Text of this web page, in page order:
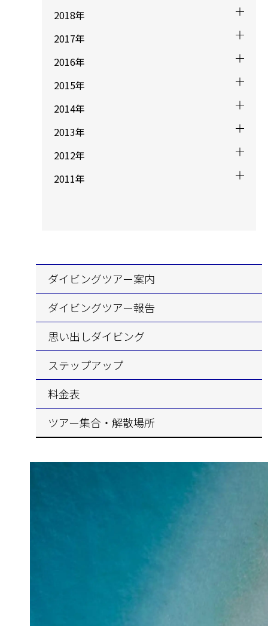
2018年
2017年
2016年
2015年
2014年
2013年
2012年
2011年
ダイビングツアー案内
ダイビングツアー報告
思い出しダイビング
ステップアップ
料金表
ツアー集合・解散場所